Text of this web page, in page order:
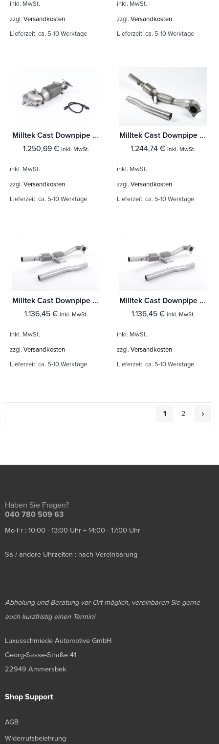
inkl. MwSt.
zzgl. Versandkosten
Lieferzeit: ca. 5-10 Werktage
inkl. MwSt.
zzgl. Versandkosten
Lieferzeit: ca. 5-10 Werktage
Milltek Cast Downpipe with HJS High Flow Sports Cat Honda Civic Type R FK2 Turbocharged 2.0 litre i-VTEC (Nur Linkslenker)
1.250,69 € inkl. MwSt.
inkl. MwSt.
zzgl. Versandkosten
Lieferzeit: ca. 5-10 Werktage
Milltek Cast Downpipe with HJS High Flow Sports Cat Audi TT Mk2 TTS quattro
1.244,74 € inkl. MwSt.
inkl. MwSt.
zzgl. Versandkosten
Lieferzeit: ca. 5-10 Werktage
Milltek Cast Downpipe with HJS High Flow Sports Cat Audi S3 2.0 T quattro Sportback 8P
1.136,45 € inkl. MwSt.
inkl. MwSt.
zzgl. Versandkosten
Lieferzeit: ca. 5-10 Werktage
Milltek Cast Downpipe with HJS High Flow Sports Cat Audi S3 2.0 T quattro 3-Türer 8P
1.136,45 € inkl. MwSt.
inkl. MwSt.
zzgl. Versandkosten
Lieferzeit: ca. 5-10 Werktage
1 2
Haben Sie Fragen?
040 780 509 63
Mo-Fr : 10:00 - 13:00 Uhr + 14:00 - 17:00 Uhr
Sa / andere Uhrzeiten : nach Vereinbarung
Abholung und Beratung vor Ort möglich, vereinbaren Sie gerne
auch kurzfristig einen Termin!
Luxusschmiede Automotive GmbH
Georg-Sasse-Straße 41
22949 Ammersbek
Shop Support
AGB
Widerrufsbelehrung